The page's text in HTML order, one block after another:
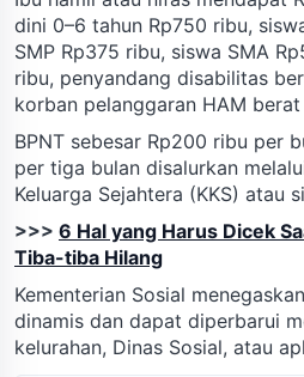
dini 0–6 tahun Rp750 ribu,
SMP Rp375 ribu, siswa SMA
ribu, penyandang disabilitas
korban pelanggaran HAM berat
BPNT sebesar Rp200 ribu per
per tiga bulan disalurkan
Keluarga Sejahtera (KKS) atau
>>> 6 Hal yang Harus Dicek
Tiba-tiba Hilang
Kementerian Sosial
dinamis dan dapat diperbarui
kelurahan, Dinas Sosial, atau